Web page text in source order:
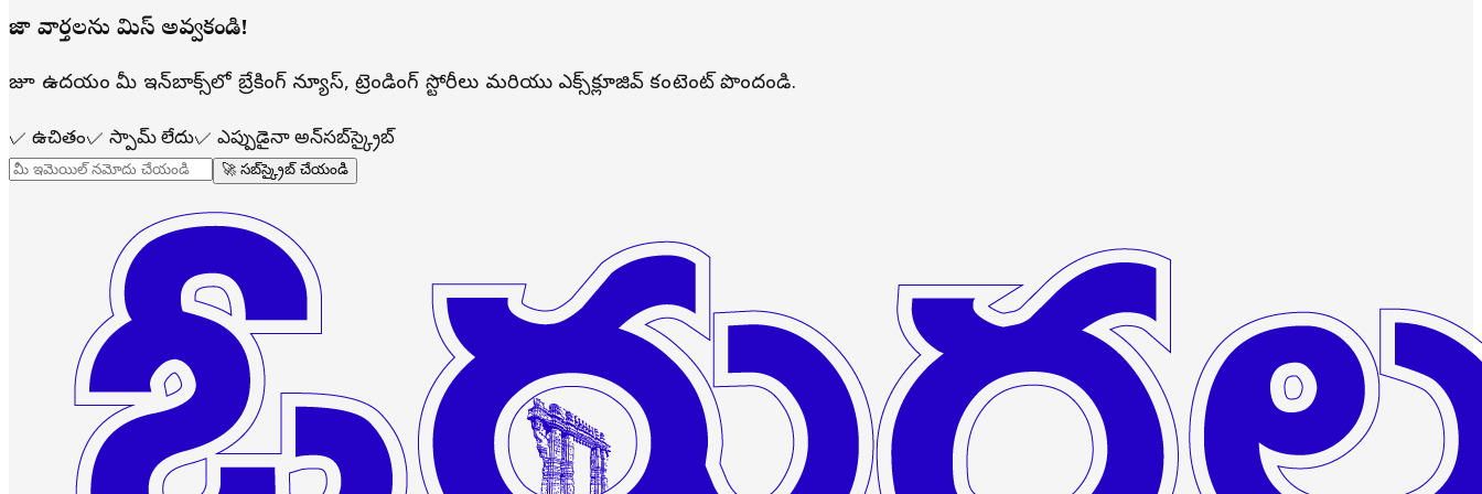
తాజా వార్తలను మిస్ అవ్వకండి!
రోజూ ఉదయం మీ ఇన్‌బాక్స్‌లో బ్రేకింగ్ న్యూస్, ట్రెండింగ్ స్టోరీలు మరియు ఎక్స్‌క్లూజివ్ కంటెంట్ పొందండి.
✓ ఉచితం✓ స్పామ్ లేదు✓ ఎప్పుడైనా అన్‌సబ్‌స్క్రైబ్
🚀 సబ్‌స్క్రైబ్ చేయండి